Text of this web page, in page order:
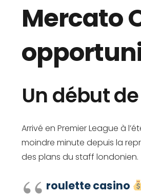
Mercato
Un début
Arrivé en Premier League à
moindre minute depuis la
des plans du staff londonien.
roulette casino